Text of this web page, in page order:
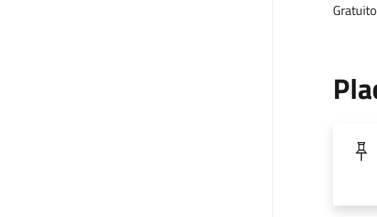
Gratuito